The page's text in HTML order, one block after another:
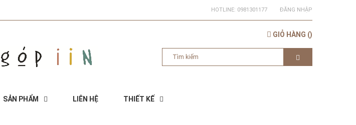
HOTLINE: 0981301177 ĐĂNG NHẬP
GIỎ HÀNG ()
SẢN PHẨM LIÊN HỆ THIẾT KẾ